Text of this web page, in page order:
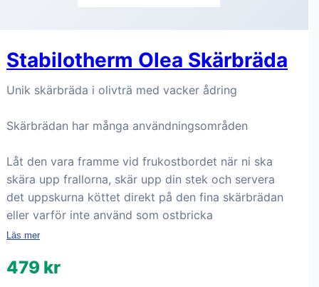
Stabilotherm Olea Skärbräda
Unik skärbräda i olivträ med vacker ådring
Skärbrädan har många användningsområden
Låt den vara framme vid frukostbordet när ni ska
skära upp frallorna, skär upp din stek och servera
det uppskurna köttet direkt på den fina skärbrädan
eller varför inte använd som ostbricka
Läs mer
479 kr